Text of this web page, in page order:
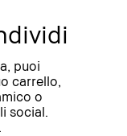
puoi
carrello,
o
social.